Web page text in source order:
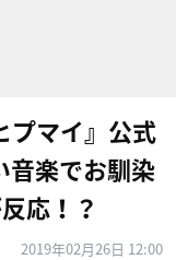
プマイ』公式
音楽でお馴染
応！？
2019年02月26日 12:00